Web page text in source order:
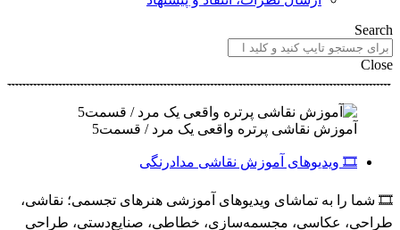
Search
Close
آموزش نقاشی پرتره واقعی یک مرد / قسمت5
🎞️ ویدیوهای آموزش نقاشی مدادرنگی
🎞️ شما را به تماشای ویدیوهای آموزشی هنرهای تجسمی؛ نقاشی،
طراحی، عکاسی، مجسمه‌سازی، خطاطی، صنایع‌دستی، طراحی